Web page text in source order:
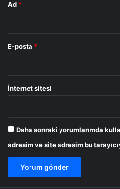
Ad *
E-posta *
İnternet sitesi
Daha sonraki yorumlarımda
adresim ve site adresim bu